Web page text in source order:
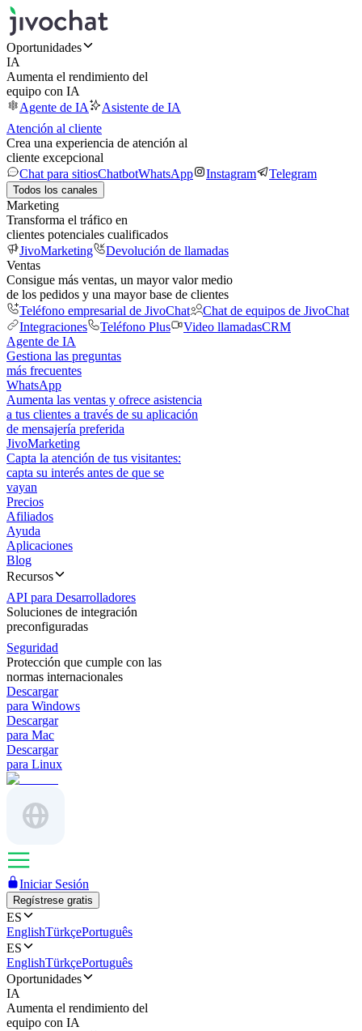
Oportunidades
IA
Aumenta el rendimiento del
equipo con IA
Agente de IA
Asistente de IA
Atención al cliente
Crea una experiencia de atención al
cliente excepcional
Chat para sitiosChatbotWhatsApp Instagram Telegram
Todos los canales
Marketing
Transforma el tráfico en
clientes potenciales cualificados
JivoMarketing
Devolución de llamadas
Ventas
Consigue más ventas, un mayor valor medio
de los pedidos y una mayor base de clientes
Teléfono empresarial de JivoChat
Chat de equipos de JivoChat
Integraciones
Teléfono Plus Video llamadasCRM
Agente de IA
Gestiona las preguntas
más frecuentes
WhatsApp
Aumenta las ventas y ofrece asistencia
a tus clientes a través de su aplicación
de mensajería preferida
JivoMarketing
Capta la atención de tus visitantes:
capta su interés antes de que se
vayan
Precios
Afiliados
Ayuda
Aplicaciones
Blog
Recursos
API para Desarrolladores
Soluciones de integración
preconfiguradas
Seguridad
Protección que cumple con las
normas internacionales
Descargar
para Windows
Descargar
para Mac
Descargar
para Linux
Iniciar Sesión
Regístrese gratis
ES
EnglishTürkçePortuguês
ES
EnglishTürkçePortuguês
Oportunidades
IA
Aumenta el rendimiento del
equipo con IA